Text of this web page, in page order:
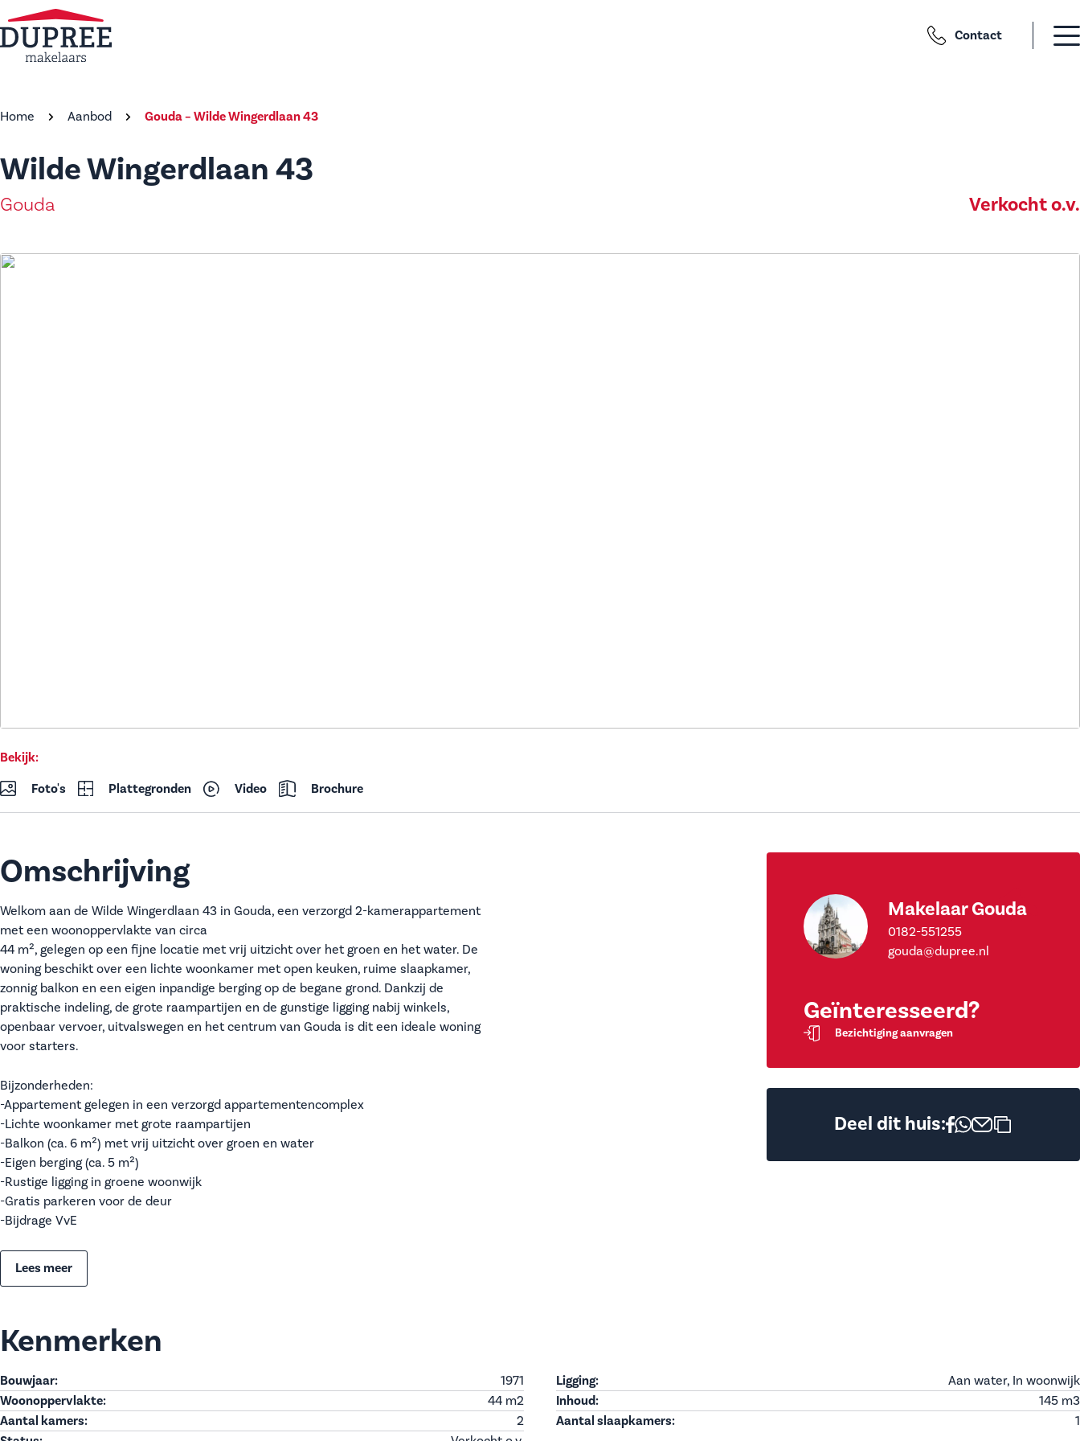
Contact
Home Aanbod Gouda – Wilde Wingerdlaan 43
Wilde Wingerdlaan 43
Gouda Verkocht o.v.
Bekijk:
Foto's
Plattegronden Video Brochure
Omschrijving
Welkom aan de Wilde Wingerdlaan 43 in Gouda, een verzorgd 2-kamerappartement
met een woonoppervlakte van circa
44 m², gelegen op een fijne locatie met vrij uitzicht over het groen en het water. De
woning beschikt over een lichte woonkamer met open keuken, ruime slaapkamer,
zonnig balkon en een eigen inpandige berging op de begane grond. Dankzij de
praktische indeling, de grote raampartijen en de gunstige ligging nabij winkels,
openbaar vervoer, uitvalswegen en het centrum van Gouda is dit een ideale woning
voor starters.
Bijzonderheden:
-Appartement gelegen in een verzorgd appartementencomplex
-Lichte woonkamer met grote raampartijen
-Balkon (ca. 6 m²) met vrij uitzicht over groen en water
-Eigen berging (ca. 5 m²)
-Rustige ligging in groene woonwijk
-Gratis parkeren voor de deur
-Bijdrage VvE
Lees meer
Makelaar Gouda
0182-551255
gouda@dupree.nl
Geïnteresseerd?
Bezichtiging aanvragen
Deel dit huis:
Kenmerken
Bouwjaar: 1971 Ligging:
Aan water, In woonwijk
Woonoppervlakte:
44 m2 Inhoud: 145 m3
Aantal kamers:
2 Aantal slaapkamers:
1